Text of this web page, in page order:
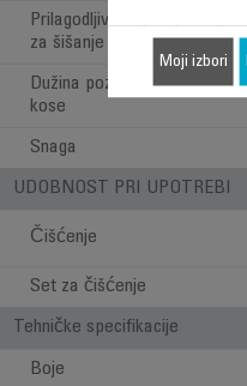
Prilagodljivi raspon pozicija
za šišanje kose
Dužina pozicija za šišanje
kose
Snaga
UDOBNOST PRI UPOTREBI
Čišćenje
Set za čišćenje
Tehničke specifikacije
Boje
Moji izbori